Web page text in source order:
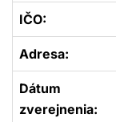
IČO:
Adresa:
Dátum
zverejnenia: